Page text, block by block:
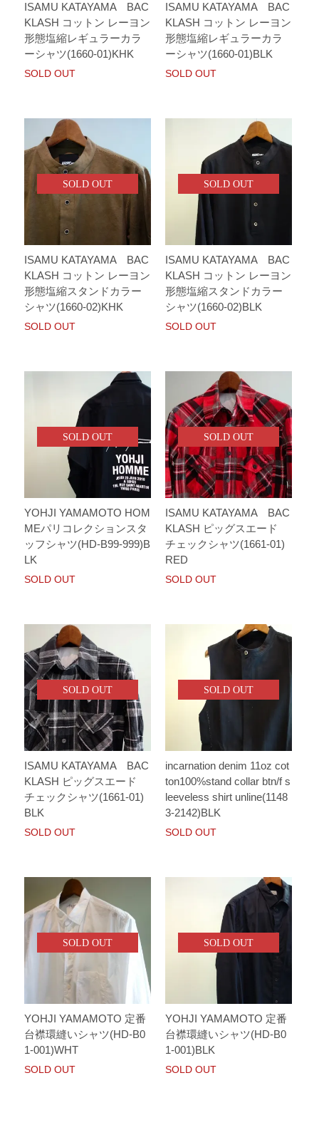
ISAMU KATAYAMA BAC
KLASH コットン レーヨン
形態塩縮レギュラーカラ
ーシャツ(1660-01)KHK
SOLD OUT
ISAMU KATAYAMA BAC
KLASH コットン レーヨン
形態塩縮レギュラーカラ
ーシャツ(1660-01)BLK
SOLD OUT
SOLD OUT
ISAMU KATAYAMA BAC
KLASH コットン レーヨン
形態塩縮スタンドカラー
シャツ(1660-02)KHK
SOLD OUT
SOLD OUT
ISAMU KATAYAMA BAC
KLASH コットン レーヨン
形態塩縮スタンドカラー
シャツ(1660-02)BLK
SOLD OUT
SOLD OUT
YOHJI YAMAMOTO HOM
MEパリコレクションスタ
ッフシャツ(HD-B99-999)B
LK
SOLD OUT
SOLD OUT
ISAMU KATAYAMA BAC
KLASH ピッグスエード
チェックシャツ(1661-01)
RED
SOLD OUT
SOLD OUT
ISAMU KATAYAMA BAC
KLASH ピッグスエード
チェックシャツ(1661-01)
BLK
SOLD OUT
SOLD OUT
incarnation denim 11oz cot
ton100%stand collar btn/f s
leeveless shirt unline(1148
3-2142)BLK
SOLD OUT
SOLD OUT
YOHJI YAMAMOTO 定番
台襟環縫いシャツ(HD-B0
1-001)WHT
SOLD OUT
SOLD OUT
YOHJI YAMAMOTO 定番
台襟環縫いシャツ(HD-B0
1-001)BLK
SOLD OUT